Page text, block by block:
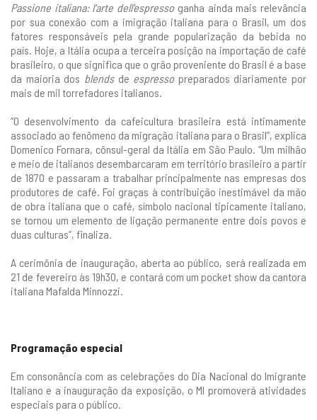
Passione italiana: l'arte dell'espresso ganha ainda mais relevância
por sua conexão com a imigração italiana para o Brasil, um dos
fatores responsáveis pela grande popularização da bebida no
país. Hoje, a Itália ocupa a terceira posição na importação de café
brasileiro, o que significa que o grão proveniente do Brasil é a base
da maioria dos blendsde espresso preparados diariamente por
mais de mil torrefadores italianos.
“O desenvolvimento da cafeicultura brasileira está intimamente
associado ao fenômeno da migração italiana para o Brasil”, explica
Domenico Fornara, cônsul-geral da Itália em São Paulo. “Um milhão
e meio de italianos desembarcaram em território brasileiro a partir
de 1870 e passaram a trabalhar principalmente nas empresas dos
produtores de café. Foi graças à contribuição inestimável da mão
de obra italiana que o café, símbolo nacional tipicamente italiano,
se tornou um elemento de ligação permanente entre dois povos e
duas culturas”, finaliza.
A cerimônia de inauguração, aberta ao público, será realizada em
21 de fevereiro às 19h30, e contará com um pocket show da cantora
italiana Mafalda Minnozzi.
Programação especial
Em consonância com as celebrações do Dia Nacional do Imigrante
Italiano e a inauguração da exposição, o MI promoverá atividades
especiais para o público.